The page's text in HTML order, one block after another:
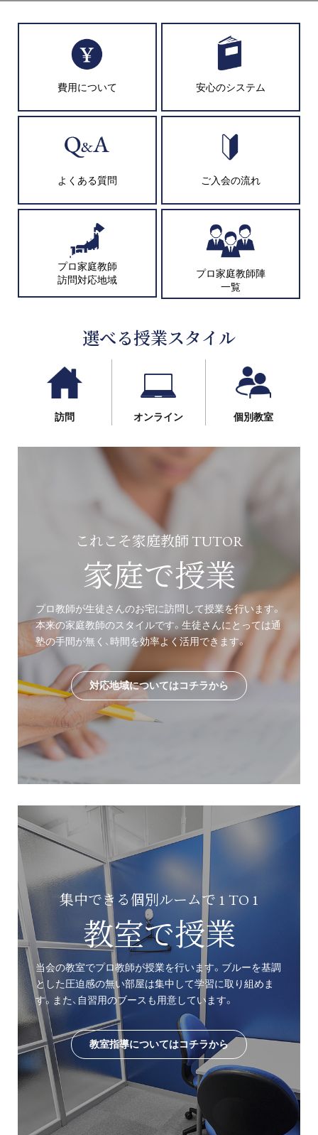
費用について 安心のシステム
よくある質問 ご入会の流れ
プロ家庭教師
訪問対応地域
プロ家庭教師陣
一覧
選べる授業スタイル
訪問 オンライン 個別教室
これこそ家庭教師 TUTOR
家庭で授業
プロ教師が生徒さんのお宅に訪問して授業を行います。
本来の家庭教師のスタイルです。生徒さんにとっては通
塾の手間が無く、時間を効率よく活用できます。
対応地域についてはコチラから
集中できる個別ルームで 1 TO 1
教室で授業
当会の教室でプロ教師が授業を行います。ブルーを基調
とした圧迫感の無い部屋は集中して学習に取り組めま
す。また、自習用のブースも用意しています。
教室指導についてはコチラから